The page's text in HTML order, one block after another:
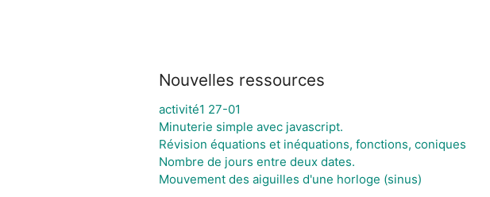
Nouvelles ressources
activité1 27-01
Minuterie simple avec javascript.
Révision équations et inéquations, fonctions, coniques
Nombre de jours entre deux dates.
Mouvement des aiguilles d'une horloge (sinus)